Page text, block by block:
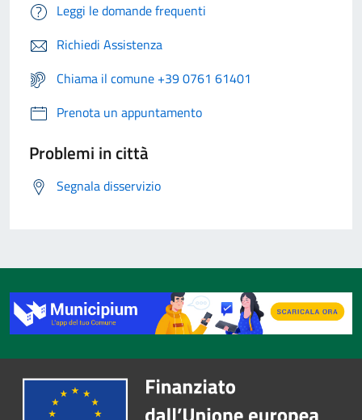
Leggi le domande frequenti
Richiedi Assistenza
Chiama il comune +39 0761 61401
Prenota un appuntamento
Problemi in città
Segnala disservizio